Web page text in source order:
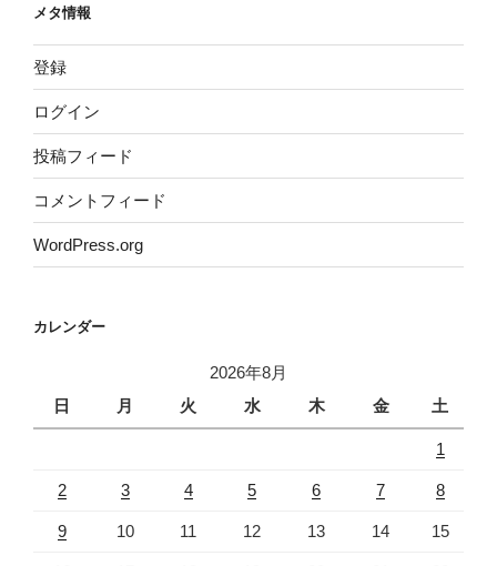
メタ情報
登録
ログイン
投稿フィード
コメントフィード
WordPress.org
カレンダー
2026年8月
日
月 火 水 木 金 土
1
2 3 4 5 6 7 8
9 10 11 12 13 14 15